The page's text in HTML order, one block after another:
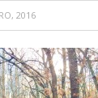
2016